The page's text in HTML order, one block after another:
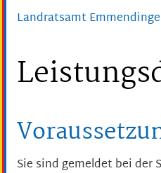
Landratsamt
Sie sind gemeldet bei der